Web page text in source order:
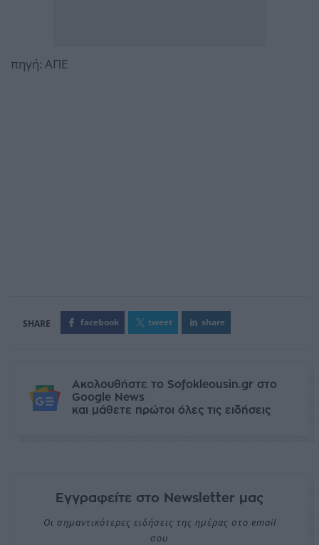
πηγή: ΑΠΕ
facebook tweet share
Ακολουθήστε το Sofokleousin.gr στο
Google News
και μάθετε πρώτοι όλες τις ειδήσεις
Εγγραφείτε στο Newsletter μας
Οι σημαντικότερες ειδήσεις της ημέρας στο email
σου